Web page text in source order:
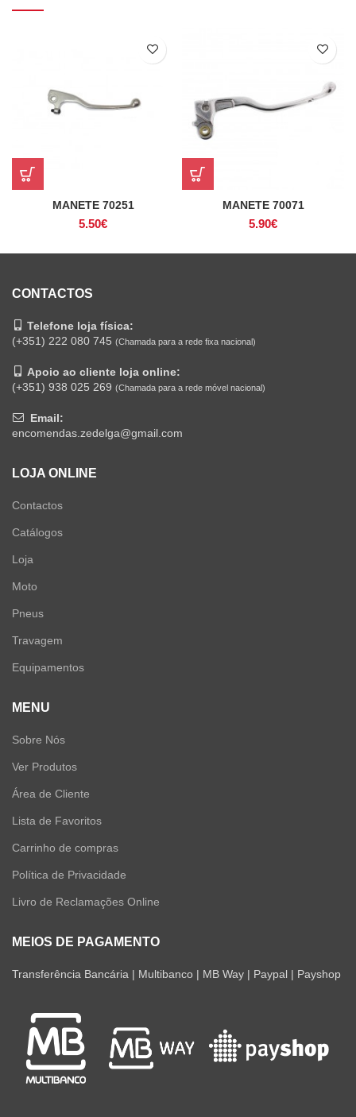
MANETE 70251
5.50€
MANETE 70071
5.90€
CONTACTOS
Telefone loja física:
(+351) 222 080 745 (Chamada para a rede fixa nacional)
Apoio ao cliente loja online:
(+351) 938 025 269 (Chamada para a rede móvel nacional)
Email:
encomendas.zedelga@gmail.com
LOJA ONLINE
Contactos
Catálogos
Loja
Moto
Pneus
Travagem
Equipamentos
MENU
Sobre Nós
Ver Produtos
Área de Cliente
Lista de Favoritos
Carrinho de compras
Política de Privacidade
Livro de Reclamações Online
MEIOS DE PAGAMENTO
Transferência Bancária | Multibanco | MB Way | Paypal | Payshop